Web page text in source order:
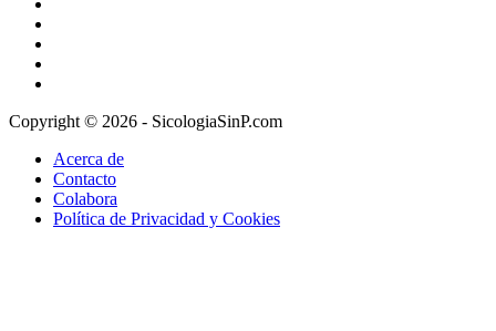
Copyright © 2026 - SicologiaSinP.com
Acerca de
Contacto
Colabora
Política de Privacidad y Cookies